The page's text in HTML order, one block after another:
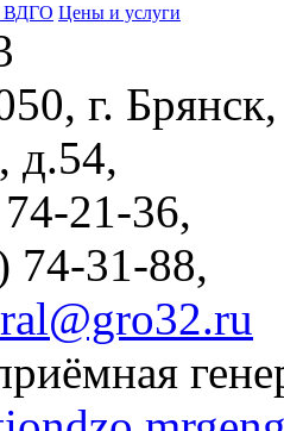
Цены и услуги
г. Брянск,
д.54,
21-36,
74-31-88,